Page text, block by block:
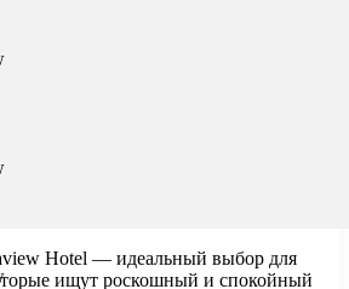
Hotel — идеальный выбор для
ищут роскошный и спокойный